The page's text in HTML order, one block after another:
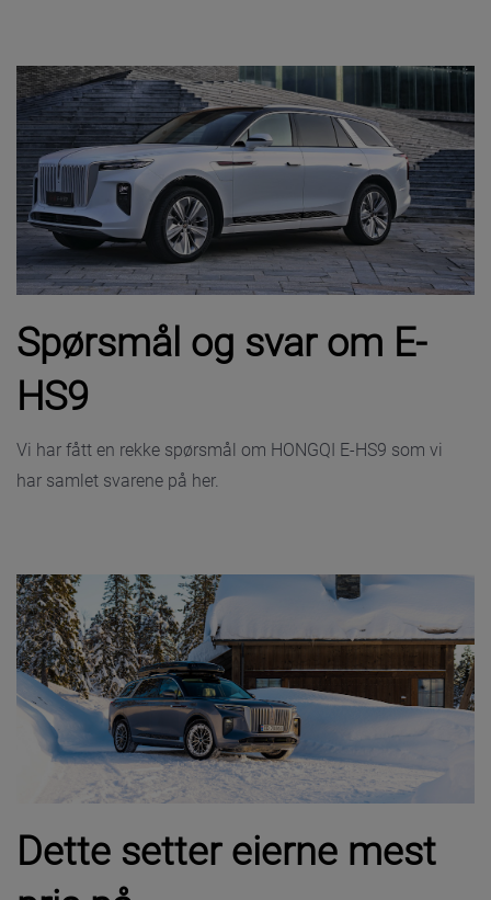
Spørsmål og svar om E-
HS9
Vi har fått en rekke spørsmål om HONGQI E-HS9 som vi
har samlet svarene på her.
Dette setter eierne mest